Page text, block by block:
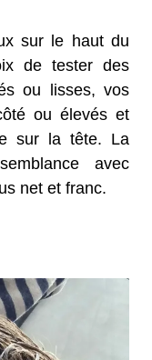
sur le haut du
de tester des
ou lisses, vos
ou élevés et
sur la tête. La
avec
net et franc.